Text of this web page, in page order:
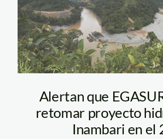
inambari_tm
Alertan que
retomar proyecto
Inambari en el